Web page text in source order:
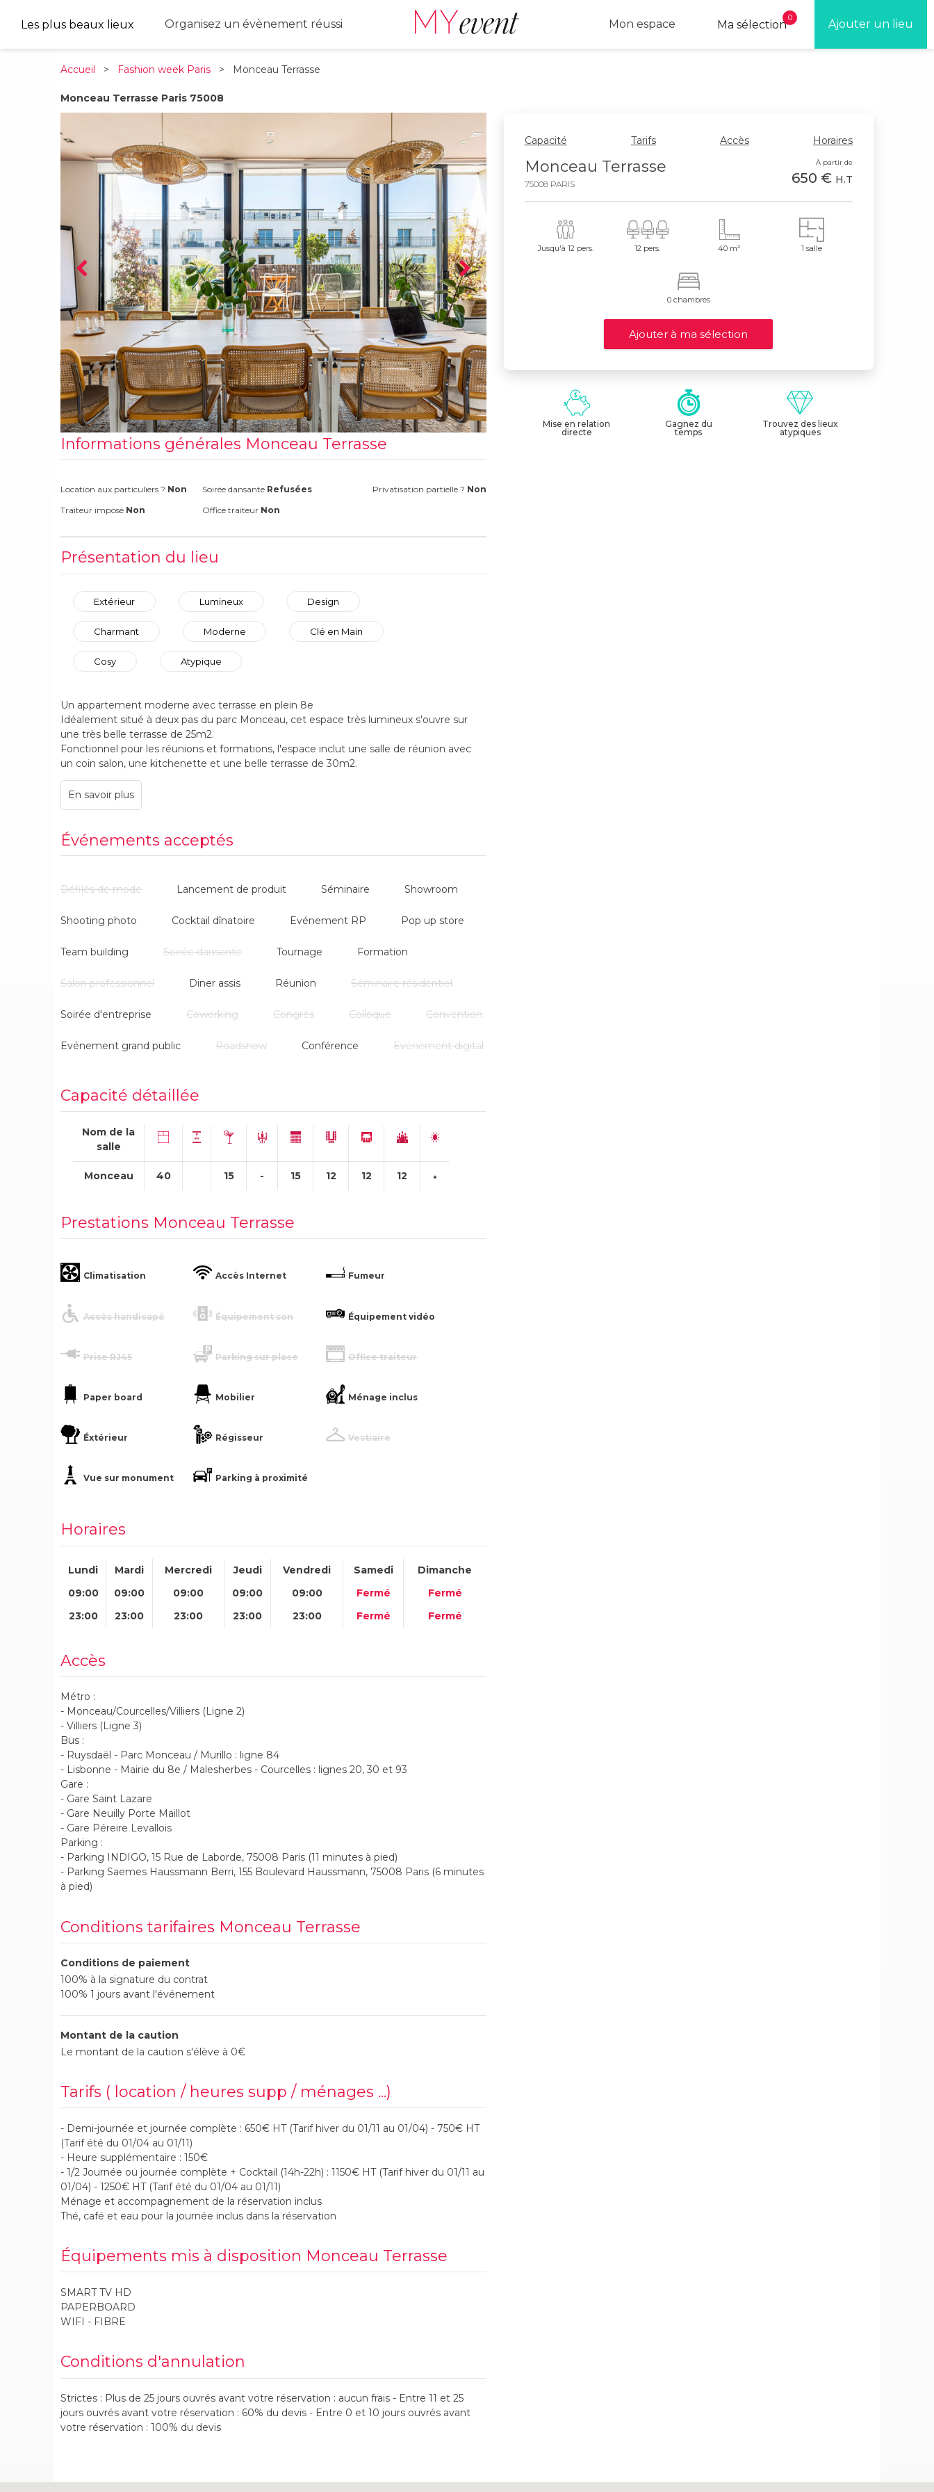
Les plus beaux lieux Organisez un évènement réussi Ajouter un lieu
Ma sélection
0
Mon espace
Accueil > Fashion week Paris > Monceau Terrasse
Monceau Terrasse Paris 75008
Informations générales Monceau Terrasse
Location aux particuliers ? Non Soirée dansante Refusées Privatisation partielle ? Non
Traiteur imposé Non Office traiteur Non
Présentation du lieu
Extérieur Lumineux Design
Charmant Moderne Clé en Main
Cosy Atypique
Un appartement moderne avec terrasse en plein 8e
Idéalement situé à deux pas du parc Monceau, cet espace très lumineux s'ouvre sur
une très belle terrasse de 25m2.
Fonctionnel pour les réunions et formations, l'espace inclut une salle de réunion avec
un coin salon, une kitchenette et une belle terrasse de 30m2.
Événements acceptés
Défilés de mode Lancement de produit Séminaire Showroom
Shooting photo Cocktail dînatoire Evénement RP Pop up store
Team building Soirée dansante Tournage Formation
Salon professionnel Diner assis Réunion Séminaire résidentiel
Soirée d'entreprise Coworking Congrés Colloque Convention
Evénement grand public Roadshow Conférence Evènement digital
Capacité détaillée
Nom de la
salle
Monceau 40 15 - 15 12 12 12
Prestations Monceau Terrasse
Climatisation Accès Internet Fumeur
Accès handicapé Équipement son Équipement vidéo
Prise RJ45 Parking sur place Office traiteur
Paper board Mobilier Ménage inclus
Éxtérieur Régisseur Vestiaire
Vue sur monument Parking à proximité
Horaires
Lundi Mardi Mercredi Jeudi Vendredi Samedi
Dimanche
09:00
09:00 09:00 09:00 09:00 Fermé
Fermé
23:00
23:00 23:00 23:00 23:00 Fermé Fermé
Accès
Métro :
- Monceau/Courcelles/Villiers (Ligne 2)
- Villiers (Ligne 3)
Bus :
- Ruysdaël - Parc Monceau / Murillo : ligne 84
- Lisbonne - Mairie du 8e / Malesherbes - Courcelles : lignes 20, 30 et 93
Gare :
- Gare Saint Lazare
- Gare Neuilly Porte Maillot
- Gare Péreire Levallois
Parking :
- Parking INDIGO, 15 Rue de Laborde, 75008 Paris (11 minutes à pied)
- Parking Saemes Haussmann Berri, 155 Boulevard Haussmann, 75008 Paris (6 minutes
à pied)
Conditions tarifaires Monceau Terrasse
Conditions de paiement
100% à la signature du contrat
100% 1 jours avant l'événement
Montant de la caution
Le montant de la caution s'élève à 0€
Tarifs ( location / heures supp / ménages ...)
- Demi-journée et journée complète : 650€ HT (Tarif hiver du 01/11 au 01/04) - 750€ HT
(Tarif été du 01/04 au 01/11)
- Heure supplémentaire : 150€
- 1/2 Journée ou journée complète + Cocktail (14h-22h) : 1150€ HT (Tarif hiver du 01/11 au
01/04) - 1250€ HT (Tarif été du 01/04 au 01/11)
Ménage et accompagnement de la réservation inclus
Thé, café et eau pour la journée inclus dans la réservation
Équipements mis à disposition Monceau Terrasse
SMART TV HD
PAPERBOARD
WIFI - FIBRE
Conditions d'annulation
Strictes : Plus de 25 jours ouvrés avant votre réservation : aucun frais - Entre 11 et 25
jours ouvrés avant votre réservation : 60% du devis - Entre 0 et 10 jours ouvrés avant
votre réservation : 100% du devis
Capacité Tarifs Accès Horaires
Monceau Terrasse
75008 PARIS
À partir de
650 € H.T
Jusqu'à 12 pers. 12 pers. 40 m² 1 salle
0 chambres
Mise en relation
directe
Gagnez du
temps
Trouvez des lieux
atypiques